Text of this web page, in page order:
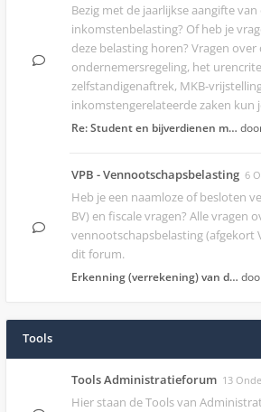
Bezig met de jaarlijkse aangifte van
inkomstenbelasting? Of heb je
deze belasting horen? Vragen over
ondernemersregeling, het
zelfstandigenaftrek, MKB-
inkomstengerelateerde zaken kun
Re: Student en bijverdienen m…
VPB - Vennootschapsbelasting 6
Heb je een naamloze of besloten
BV) en fiscale vragen? Alle vragen
vennootschapsbelasting (afgekort
dit forum.
Erkenning (verrekening) van d…
Tools
Tools Administratieforum 13
Hier staan de Tools van